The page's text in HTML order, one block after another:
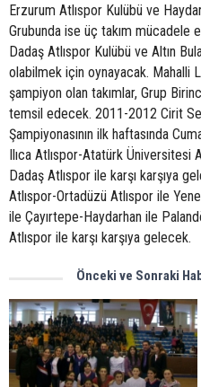
Erzurum Atlıspor Kulübü ve
Grubunda ise üç takım
Dadaş Atlıspor Kulübü ve Altın
olabilmek için oynayacak. Mahalli
şampiyon olan takımlar, Grup
temsil edecek. 2011-2012 Cirit
Şampiyonasının ilk haftasında
Ilıca Atlıspor-Atatürk Üniversitesi
Dadaş Atlıspor ile karşı karşıya
Atlıspor-Ortadüzü Atlıspor ile
ile Çayırtepe-Haydarhan ile
Atlıspor ile karşı karşıya gelecek.
Önceki ve Sonraki